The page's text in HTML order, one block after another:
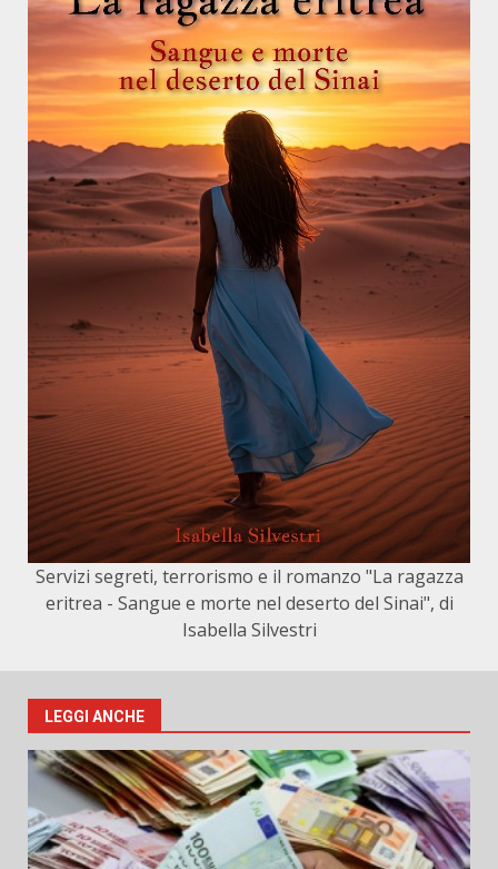
Servizi segreti, terrorismo e il romanzo "La ragazza
eritrea - Sangue e morte nel deserto del Sinai", di
Isabella Silvestri
LEGGI ANCHE